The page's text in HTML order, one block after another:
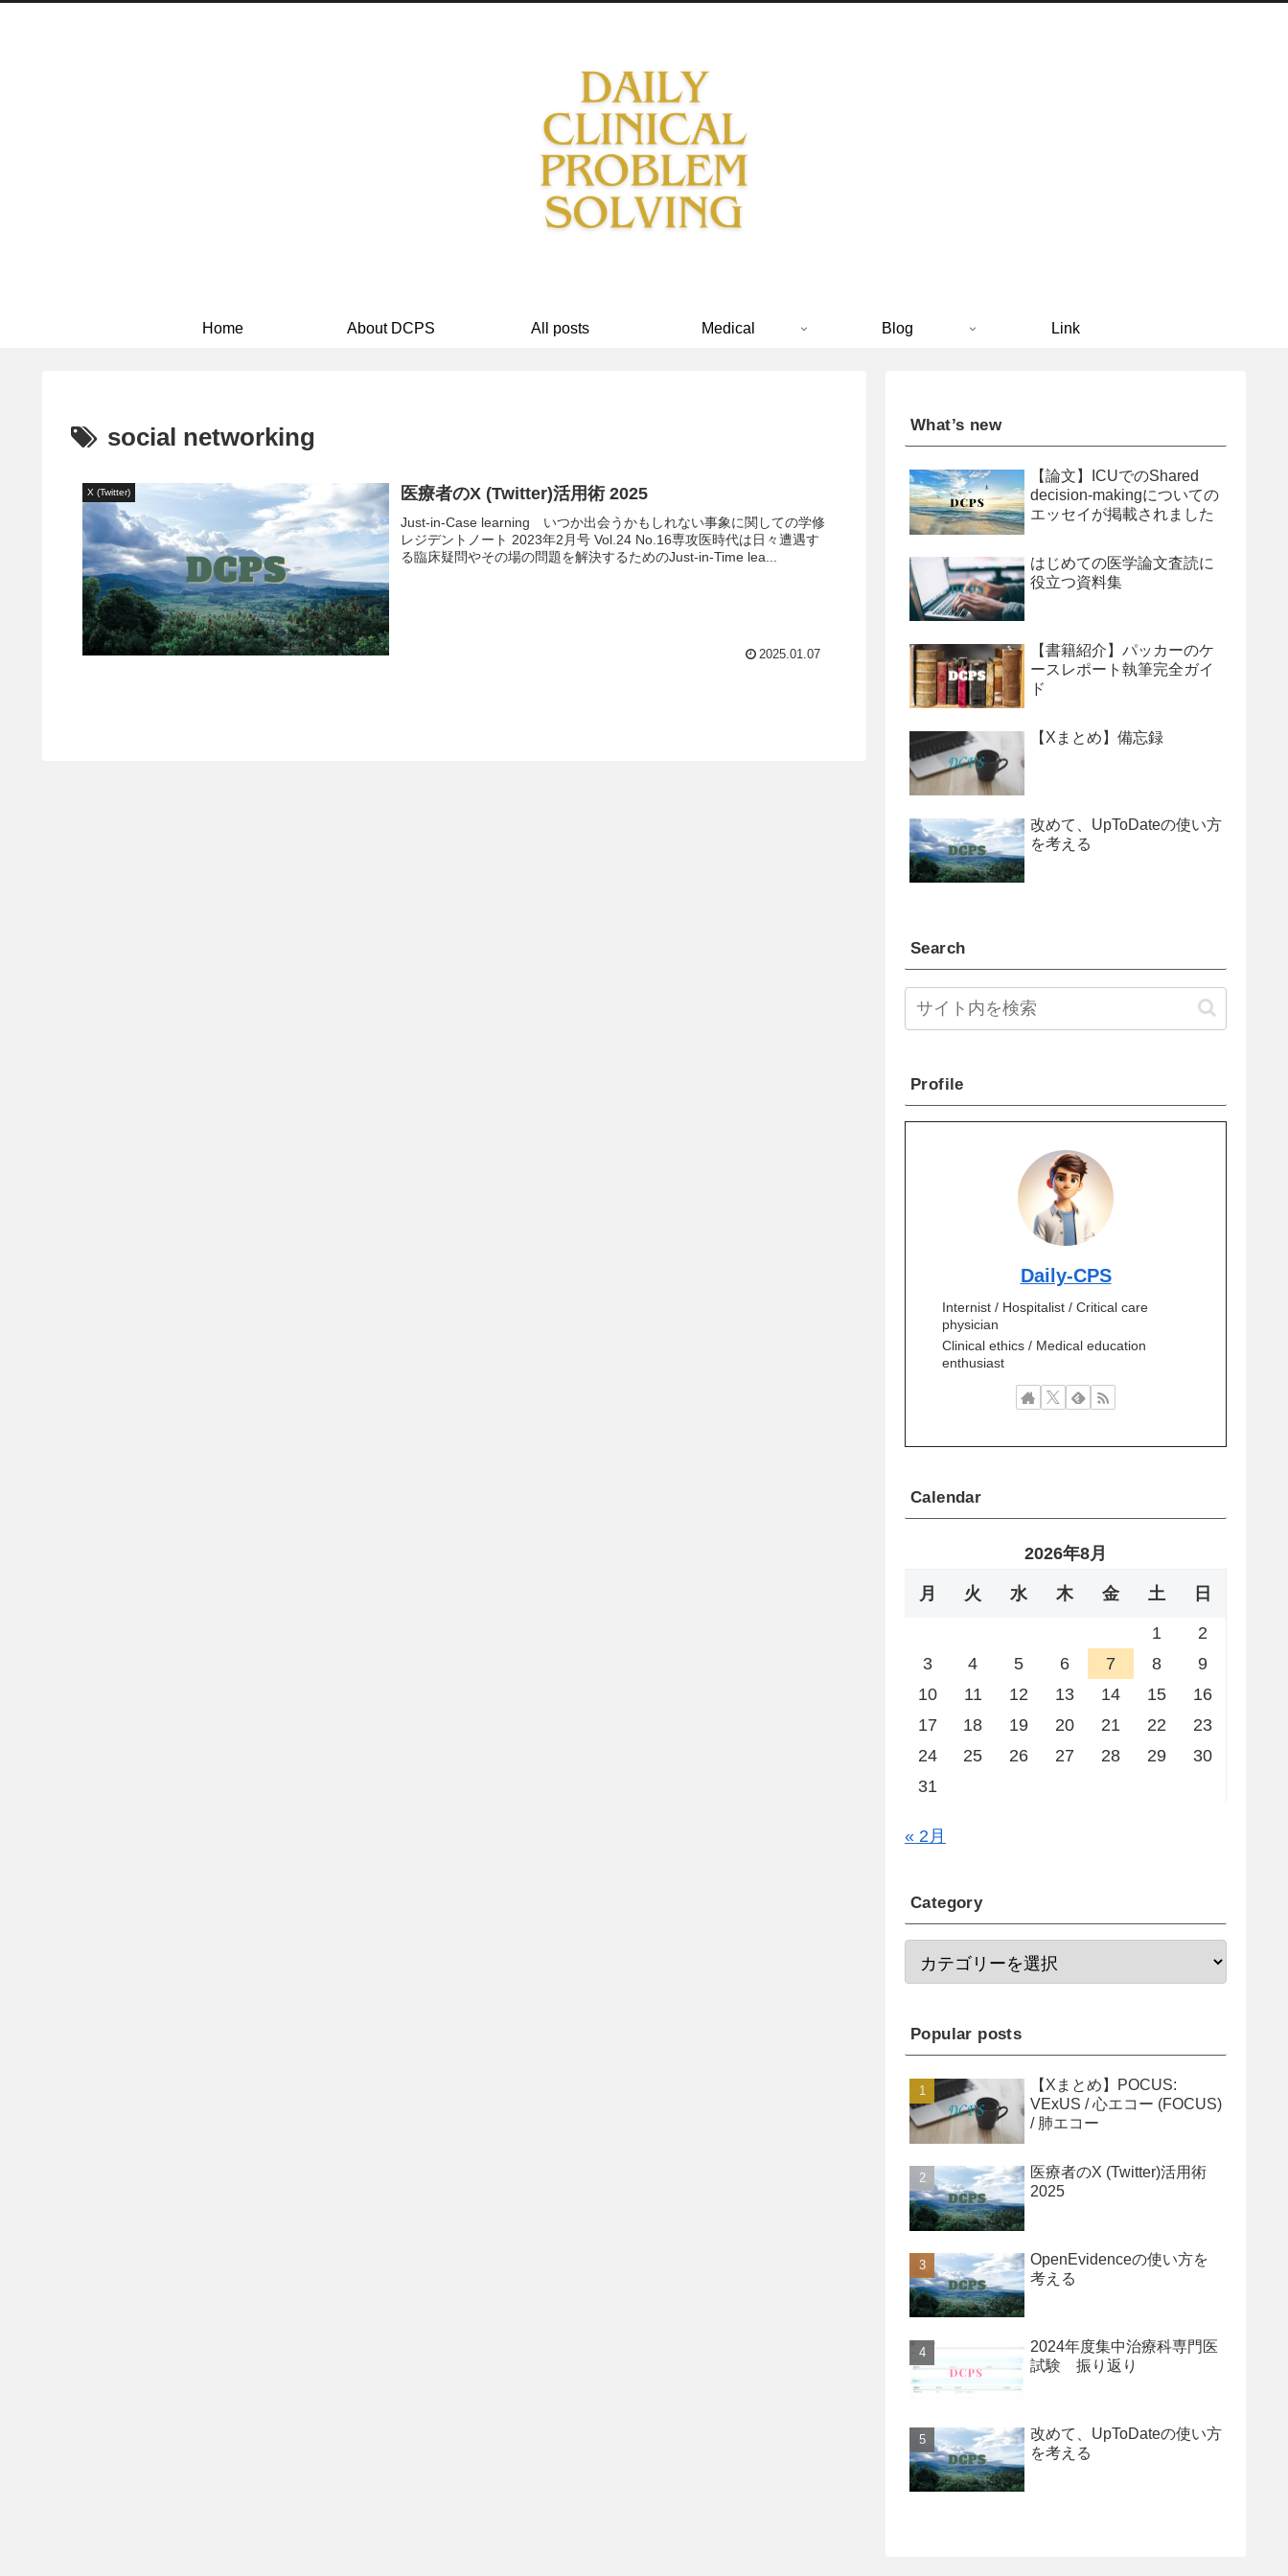
Home About DCPS All posts Medical Blog Link
social networking
X (Twitter) 医療者のX (Twitter)活用術 2025
Just-in-Case learning いつか出会うかもしれない事象に関しての学修
レジデントノート 2023年2月号 Vol.24 No.16専攻医時代は日々遭遇す
る臨床疑問やその場の問題を解決するためのJust-in-Time lea...
2025.01.07
What’s new
【論文】ICUでのShared
decision-makingについての
エッセイが掲載されました
はじめての医学論文査読に
役立つ資料集
【書籍紹介】パッカーのケ
ースレポート執筆完全ガイ
ド
【Xまとめ】備忘録
改めて、UpToDateの使い方
を考える
Search
Profile
Daily-CPS
Internist / Hospitalist / Critical care
physician
Clinical ethics / Medical education
enthusiast
Calendar
2026年8月
月 火 水 木 金 土 日
1
2
3
4 5 6 7 8
9
10
11 12 13 14 15
16
17
18 19 20 21 22
23
24
25 26 27 28 29
30
31
« 2月
Category
Popular posts
【Xまとめ】POCUS:
VExUS / 心エコー (FOCUS)
/ 肺エコー
医療者のX (Twitter)活用術
2025
OpenEvidenceの使い方を
考える
2024年度集中治療科専門医
試験 振り返り
改めて、UpToDateの使い方
を考える